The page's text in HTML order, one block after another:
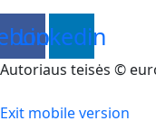
Linkedin
Autoriaus teisės ©
Exit mobile version